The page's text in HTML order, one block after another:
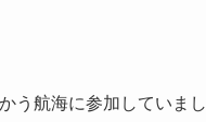
う航海に参加していまし